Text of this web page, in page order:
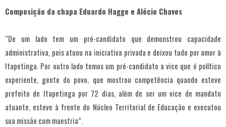
Composição da chapa Eduardo Hagge e Alécio Chaves
“De um lado tem um pré-candidato que demonstrou capacidade
administrativa, pois atuou na iniciativa privada e deixou tudo por amor à
Itapetinga. Por outro lado temos um pré-candidato a vice que é político
experiente, gente do povo, que mostrou competência quando esteve
prefeito de Itapetinga por 72 dias, além de ser um vice de mandato
atuante, esteve à frente do Núcleo Territorial de Educação e executou
sua missão com maestria”.